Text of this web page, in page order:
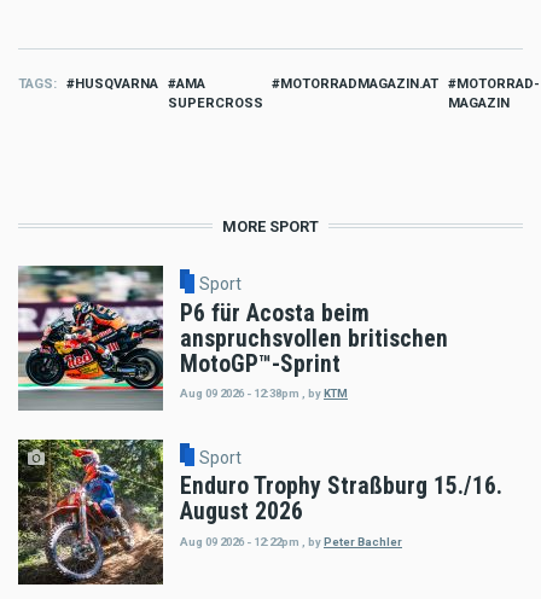
TAGS HUSQVARNA
AMA
SUPERCROSS
MOTORRADMAGAZIN.AT
MOTORRAD-
MAGAZIN
MORE SPORT
Sport
P6 für Acosta beim
anspruchsvollen britischen
MotoGP™-Sprint
Aug 09 2026 - 12:38pm byKTM
Sport
Enduro Trophy Straßburg 15./16.
August 2026
Aug 09 2026 - 12:22pm byPeter Bachler